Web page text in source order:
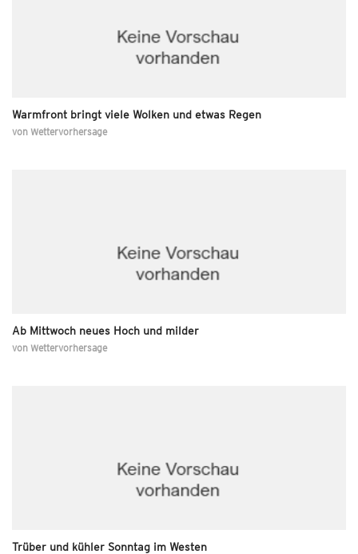
Warmfront bringt viele Wolken und etwas Regen
von Wettervorhersage
Ab Mittwoch neues Hoch und milder
von Wettervorhersage
Trüber und kühler Sonntag im Westen